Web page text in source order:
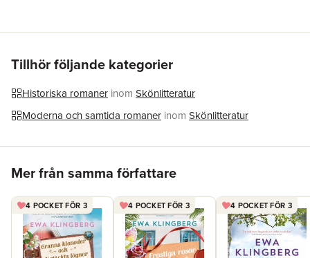
ISBN
9789180508391
Tillhör följande kategorier
Historiska romaner inom Skönlitteratur
Moderna och samtida romaner inom Skönlitteratur
Mer från samma författare
4 POCKET FÖR 3 4 POCKET FÖR 3 4 POCKET FÖR 3